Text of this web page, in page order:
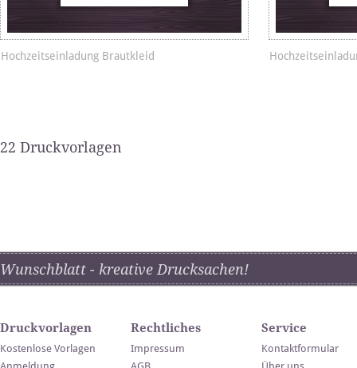
Hochzeitseinladung Brautkleid
22 Druckvorlagen
Wunschblatt - kreative Drucksachen!
Druckvorlagen
Kostenlose Vorlagen
Rechtliches
Impressum
Service
Kontaktformular